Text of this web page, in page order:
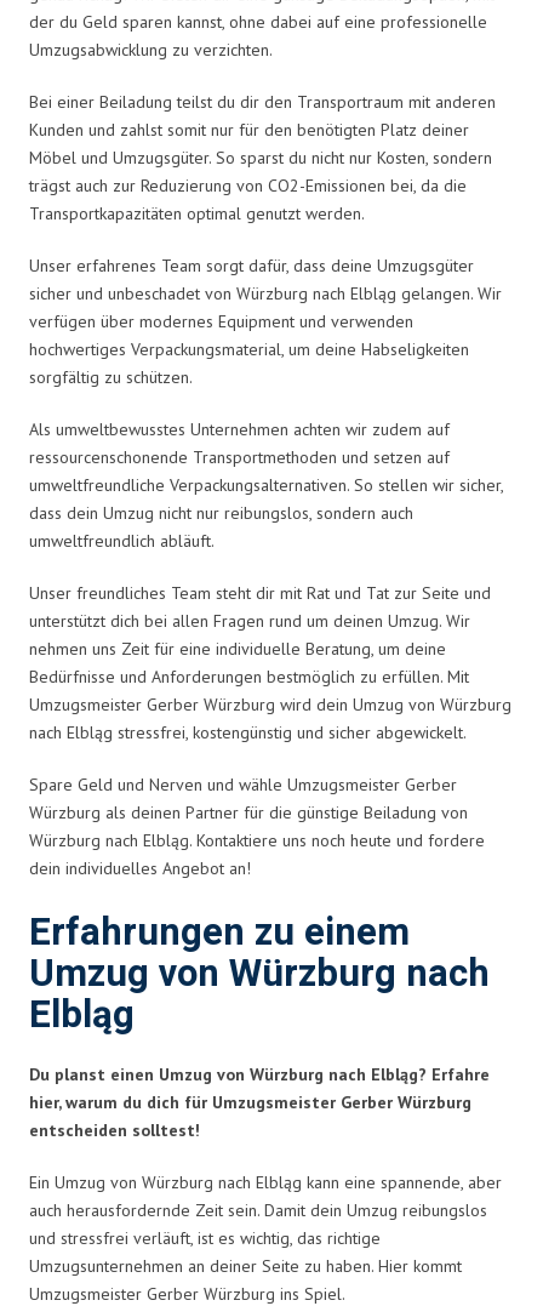
der du Geld sparen kannst, ohne dabei auf eine professionelle
Umzugsabwicklung zu verzichten.
Bei einer Beiladung teilst du dir den Transportraum mit anderen
Kunden und zahlst somit nur für den benötigten Platz deiner
Möbel und Umzugsgüter. So sparst du nicht nur Kosten, sondern
trägst auch zur Reduzierung von CO2-Emissionen bei, da die
Transportkapazitäten optimal genutzt werden.
Unser erfahrenes Team sorgt dafür, dass deine Umzugsgüter
sicher und unbeschadet von Würzburg nach Elbląg gelangen. Wir
verfügen über modernes Equipment und verwenden
hochwertiges Verpackungsmaterial, um deine Habseligkeiten
sorgfältig zu schützen.
Als umweltbewusstes Unternehmen achten wir zudem auf
ressourcenschonende Transportmethoden und setzen auf
umweltfreundliche Verpackungsalternativen. So stellen wir sicher,
dass dein Umzug nicht nur reibungslos, sondern auch
umweltfreundlich abläuft.
Unser freundliches Team steht dir mit Rat und Tat zur Seite und
unterstützt dich bei allen Fragen rund um deinen Umzug. Wir
nehmen uns Zeit für eine individuelle Beratung, um deine
Bedürfnisse und Anforderungen bestmöglich zu erfüllen. Mit
Umzugsmeister Gerber Würzburg wird dein Umzug von Würzburg
nach Elbląg stressfrei, kostengünstig und sicher abgewickelt.
Spare Geld und Nerven und wähle Umzugsmeister Gerber
Würzburg als deinen Partner für die günstige Beiladung von
Würzburg nach Elbląg. Kontaktiere uns noch heute und fordere
dein individuelles Angebot an!
Erfahrungen zu einem
Umzug von Würzburg nach
Elbląg
Du planst einen Umzug von Würzburg nach Elbląg? Erfahre
hier, warum du dich für Umzugsmeister Gerber Würzburg
entscheiden solltest!
Ein Umzug von Würzburg nach Elbląg kann eine spannende, aber
auch herausfordernde Zeit sein. Damit dein Umzug reibungslos
und stressfrei verläuft, ist es wichtig, das richtige
Umzugsunternehmen an deiner Seite zu haben. Hier kommt
Umzugsmeister Gerber Würzburg ins Spiel.